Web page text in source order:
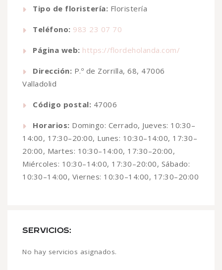
Tipo de floristería: Floristería
Teléfono: 983 23 07 70
Página web: https://flordeholanda.com/
Dirección: P.º de Zorrilla, 68, 47006
Valladolid
Código postal: 47006
Horarios: Domingo: Cerrado, Jueves: 10:30–
14:00, 17:30–20:00, Lunes: 10:30–14:00, 17:30–
20:00, Martes: 10:30–14:00, 17:30–20:00,
Miércoles: 10:30–14:00, 17:30–20:00, Sábado:
10:30–14:00, Viernes: 10:30–14:00, 17:30–20:00
SERVICIOS:
No hay servicios asignados.